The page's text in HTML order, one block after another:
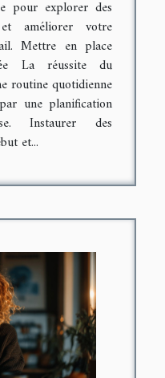
pour explorer des
améliorer votre
Mettre en place
La réussite du
routine quotidienne
une planification
Instaurer des
et...